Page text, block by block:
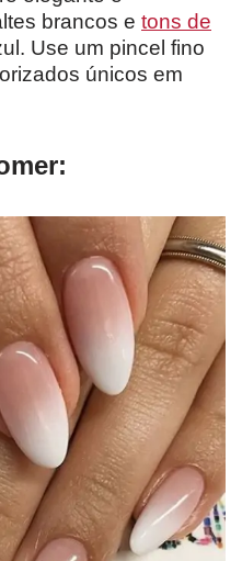
brancos e tons de
Use um pincel fino
únicos em